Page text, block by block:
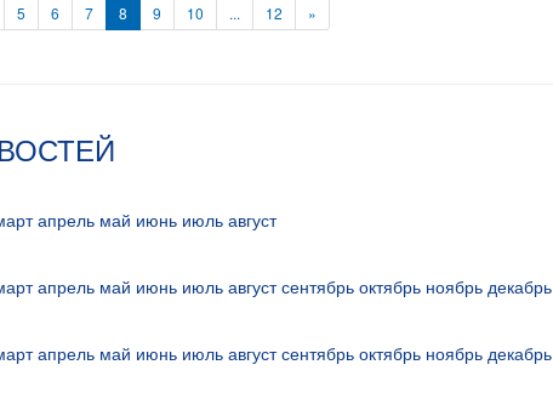
5 6 7 8 9 10 ... 12 »
апрель май июнь июль август
апрель май июнь июль август сентябрь октябрь ноябрь декабрь
апрель май июнь июль август сентябрь октябрь ноябрь декабрь